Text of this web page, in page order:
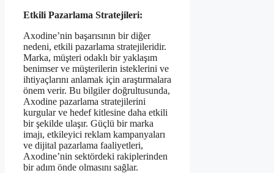
Etkili Pazarlama Stratejileri:
Axodine’nin başarısının bir diğer
nedeni, etkili pazarlama stratejileridir.
Marka, müşteri odaklı bir yaklaşım
benimser ve müşterilerin isteklerini ve
ihtiyaçlarını anlamak için araştırmalara
önem verir. Bu bilgiler doğrultusunda,
Axodine pazarlama stratejilerini
kurgular ve hedef kitlesine daha etkili
bir şekilde ulaşır. Güçlü bir marka
imajı, etkileyici reklam kampanyaları
ve dijital pazarlama faaliyetleri,
Axodine’nin sektördeki rakiplerinden
bir adım önde olmasını sağlar.